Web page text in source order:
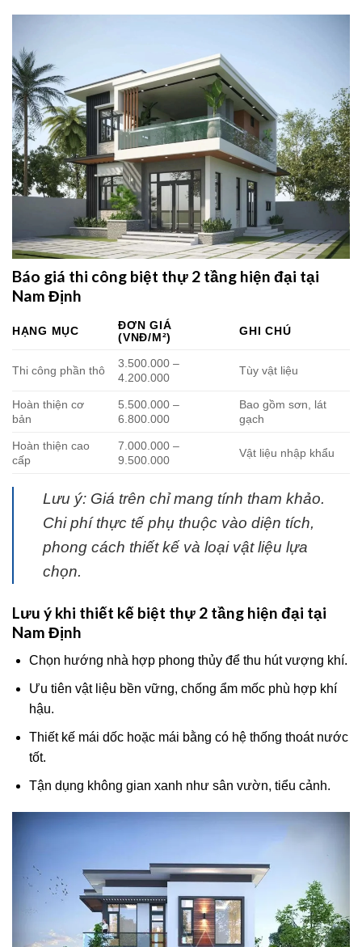
Báo giá thi công biệt thự 2 tầng hiện đại tại
Nam Định
HẠNG MỤC
ĐƠN GIÁ
(VNĐ/M²)
GHI CHÚ
Thi công phần thô
3.500.000 –
4.200.000
Tùy vật liệu
Hoàn thiện cơ
bản
5.500.000 –
6.800.000
Bao gồm sơn, lát
gạch
Hoàn thiện cao
cấp
7.000.000 –
9.500.000
Vật liệu nhập khẩu
Lưu ý: Giá trên chỉ mang tính tham khảo.
Chi phí thực tế phụ thuộc vào diện tích,
phong cách thiết kế và loại vật liệu lựa
chọn.
Lưu ý khi thiết kế biệt thự 2 tầng hiện đại tại
Nam Định
Chọn hướng nhà hợp phong thủy để thu hút vượng khí.
Ưu tiên vật liệu bền vững, chống ẩm mốc phù hợp khí
hậu.
Thiết kế mái dốc hoặc mái bằng có hệ thống thoát nước
tốt.
Tận dụng không gian xanh như sân vườn, tiểu cảnh.